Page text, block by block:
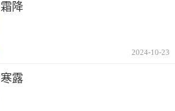
霜降
2024-10-23
寒露